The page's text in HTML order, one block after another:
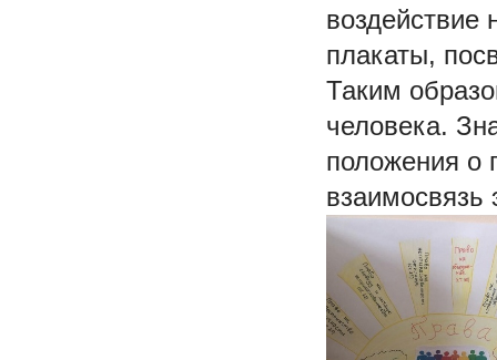
плакаты,
Таким
человека.
положения о
взаимосвязь